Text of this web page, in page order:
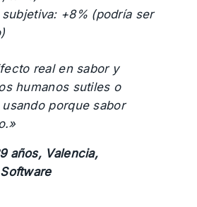
subjetiva: +8% (podría ser
real en sabor y
humanos sutiles o
porque sabor
años, Valencia,